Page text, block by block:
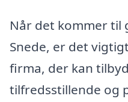
Når det kommer
Snede, er det
firma, der kan
tilfredsstillende og